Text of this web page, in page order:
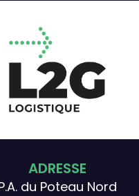
ADRESSE
du Poteau Nord